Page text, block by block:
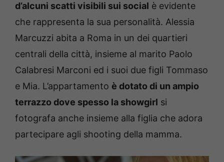
d’alcuni scatti visibili sui social è evidente
che rappresenta la sua personalità. Alessia
Marcuzzi abita a Roma in un dei quartieri
centrali della città, insieme al marito Paolo
Calabresi Marconi ed i suoi due figli Tommaso
e Mia. L’appartamento è dotato di un ampio
terrazzo dove spesso la showgirl si
fotografa anche insieme alla figlia che adora
partecipare agli shooting della mamma.